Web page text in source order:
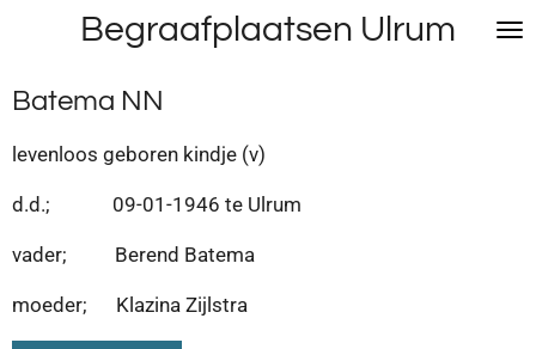
naar
de
hoofdinhoud
Begraafplaatsen Ulrum
Batema NN
levenloos geboren kindje (v)
d.d.; 09-01-1946 te Ulrum
vader; Berend Batema
moeder; Klazina Zijlstra